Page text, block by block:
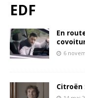
EDF
En
6
Citroën